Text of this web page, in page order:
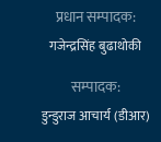
प्रधान सम्पादक:
गजेन्द्रसिंह बुढाथोकी
सम्पादक:
डुन्डुराज आचार्य (डीआर)